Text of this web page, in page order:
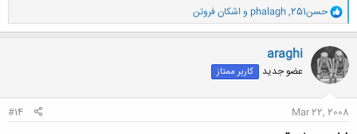
و
ا
ک
ن
ش
ه
ا
حسن251 ,
phalagh و اشکان فروتن
araghi
عضو جدید کاربر ممتاز
Mar 22, 2008
#14